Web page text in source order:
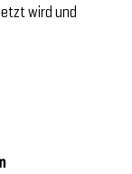
wird und